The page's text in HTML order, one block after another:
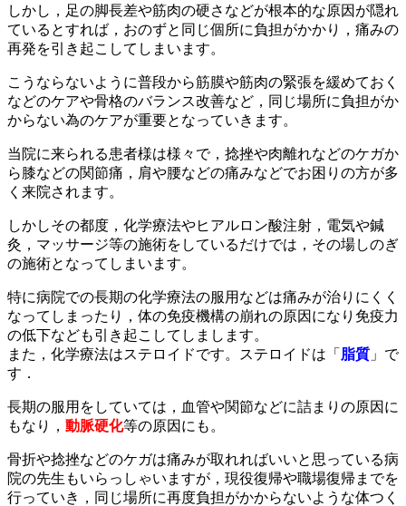
しかし，足の脚長差や筋肉の硬さなどが根本的な原因が隠れ
ているとすれば，おのずと同じ個所に負担がかかり，痛みの
再発を引き起こしてしまいます。
こうならないように普段から筋膜や筋肉の緊張を緩めておく
などのケアや骨格のバランス改善など，同じ場所に負担がか
からない為のケアが重要となっていきます。
当院に来られる患者様は様々で，捻挫や肉離れなどのケガか
ら膝などの関節痛，肩や腰などの痛みなどでお困りの方が多
く来院されます。
しかしその都度，化学療法やヒアルロン酸注射，電気や鍼
灸，マッサージ等の施術をしているだけでは，その場しのぎ
の施術となってしまいます。
特に病院での長期の化学療法の服用などは痛みが治りにくく
なってしまったり，体の免疫機構の崩れの原因になり免疫力
の低下なども引き起こしてしまします。
また，化学療法はステロイドです。ステロイドは「 脂質 」で
す．
長期の服用をしていては，血管や関節などに詰まりの原因に
もなり， 動脈硬化等の原因にも。
骨折や捻挫などのケガは痛みが取れればいいと思っている病
院の先生もいらっしゃいますが，現役復帰や職場復帰までを
行っていき，同じ場所に再度負担がかからないような体つく